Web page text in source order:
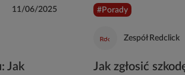
11/06/2025
Jak
#Porady
Zespół Redclick
Jak zgłosić